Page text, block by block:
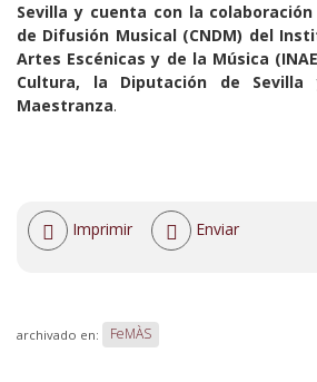
Sevilla y cuenta con la
de Difusión Musical (CNDM) del
Artes Escénicas y de la Música
Cultura, la Diputación de
Maestranza.
Acciones
documento
Imprimir Enviar
archivado en: FeMÀS